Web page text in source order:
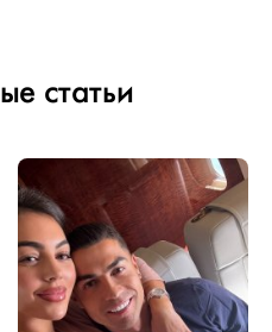
статьи